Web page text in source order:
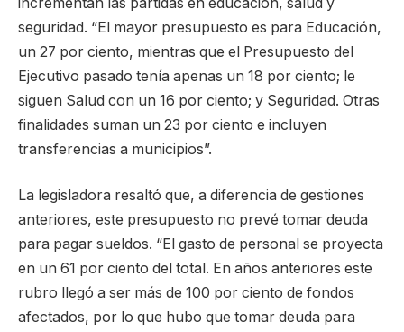
seguridad. “El mayor presupuesto es para Educación,
un 27 por ciento, mientras que el Presupuesto del
Ejecutivo pasado tenía apenas un 18 por ciento; le
siguen Salud con un 16 por ciento; y Seguridad. Otras
finalidades suman un 23 por ciento e incluyen
transferencias a municipios”.
La legisladora resaltó que, a diferencia de gestiones
anteriores, este presupuesto no prevé tomar deuda
para pagar sueldos. “El gasto de personal se proyecta
en un 61 por ciento del total. En años anteriores este
rubro llegó a ser más de 100 por ciento de fondos
afectados, por lo que hubo que tomar deuda para